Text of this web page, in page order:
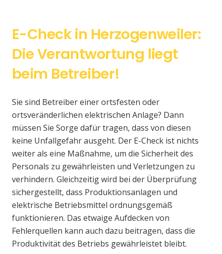
E-Check in Herzogenweiler:
Die Verantwortung liegt
beim Betreiber!
Sie sind Betreiber einer ortsfesten oder
ortsveränderlichen elektrischen Anlage? Dann
müssen Sie Sorge dafür tragen, dass von diesen
keine Unfallgefahr ausgeht. Der E-Check ist nichts
weiter als eine Maßnahme, um die Sicherheit des
Personals zu gewährleisten und Verletzungen zu
verhindern. Gleichzeitig wird bei der Überprüfung
sichergestellt, dass Produktionsanlagen und
elektrische Betriebsmittel ordnungsgemäß
funktionieren. Das etwaige Aufdecken von
Fehlerquellen kann auch dazu beitragen, dass die
Produktivität des Betriebs gewährleistet bleibt.